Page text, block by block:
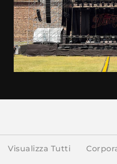
Visualizza Tutti